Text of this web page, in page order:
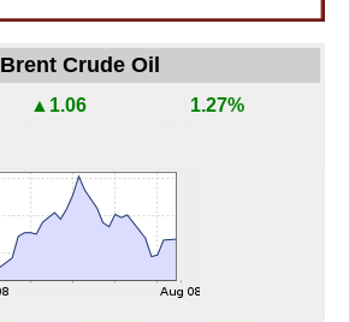
Brent Crude Oil
▲1.06 1.27%